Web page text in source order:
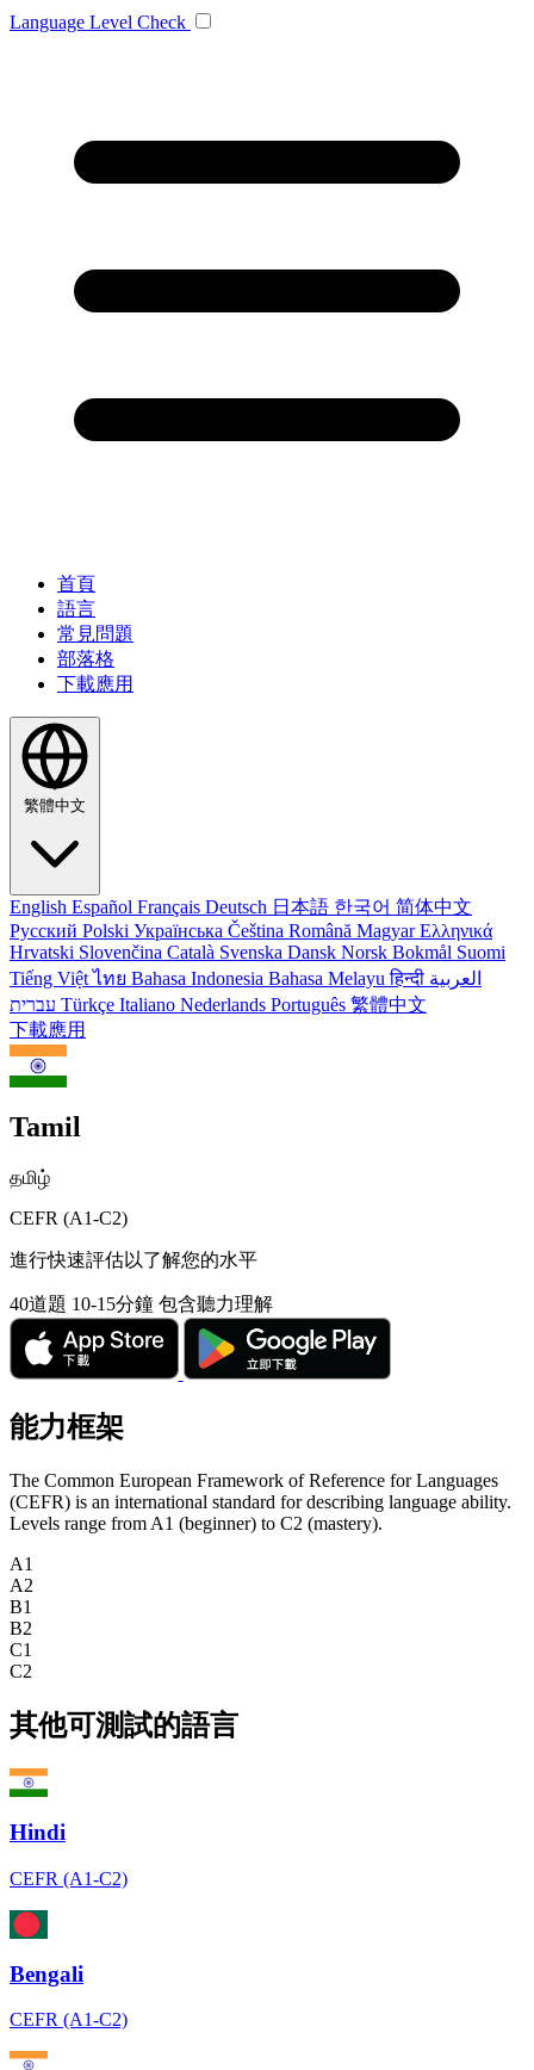
Language Level Check
首頁
語言
常見問題
部落格
下載應用
繁體中文
English Español Français Deutsch 日本語 한국어 简体中文
Русский Polski Українська Čeština Română MagyarΕλληνικά
Hrvatski Slovenčina Català Svenska Dansk Norsk Bokmål Suomi
Tiếng Việtไทย Bahasa Indonesia Bahasa Melayuहिन्दी العربية
Türkçe Italiano Nederlands Português 繁體中文
下載應用
Tamil
தமிழ்
CEFR (A1-C2)
進行快速評估以了解您的水平
40道題 10-15分鐘 包含聽力理解
能力框架
The Common European Framework of Reference for Languages
(CEFR) is an international standard for describing language ability.
Levels range from A1 (beginner) to C2 (mastery).
A1
A2
B1
B2
C1
C2
其他可測試的語言
Hindi
CEFR (A1-C2)
Bengali
CEFR (A1-C2)